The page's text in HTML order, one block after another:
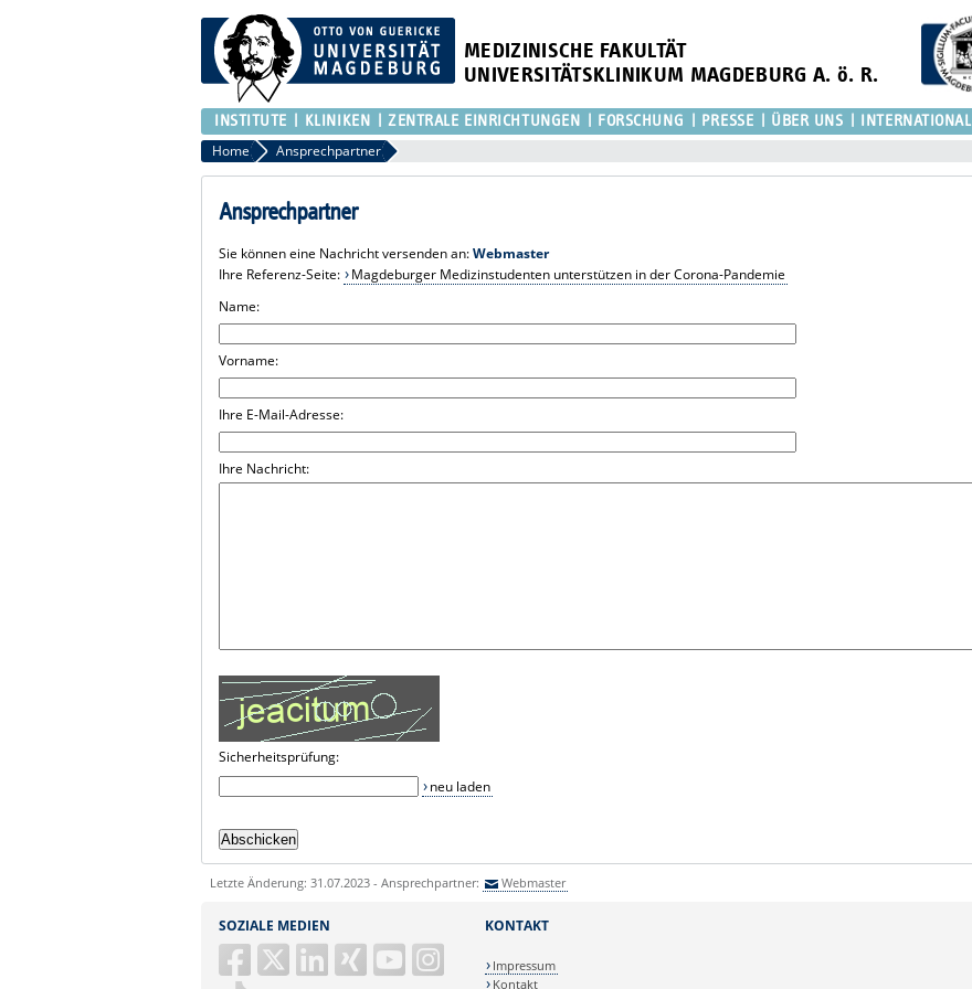
MEDIZINISCHE FAKULTÄT
UNIVERSITÄTSKLINIKUM MAGDEBURG A. ö. R.
INSTITUTE KLINIKEN ZENTRALE EINRICHTUNGEN FORSCHUNG PRESSE ÜBER UNS INTERNATIONAL
Home Ansprechpartner
Ansprechpartner
Sie können eine Nachricht versenden an:Webmaster
Ihre Referenz-Seite:
Magdeburger Medizinstudenten unterstützen in der Corona-Pandemie
Name:
Vorname:
Ihre E-Mail-Adresse:
Ihre Nachricht:
Sicherheitsprüfung:
neu laden
Letzte Änderung: 31.07.2023 - Ansprechpartner: Webmaster
SOZIALE MEDIEN KONTAKT
Impressum
Kontakt